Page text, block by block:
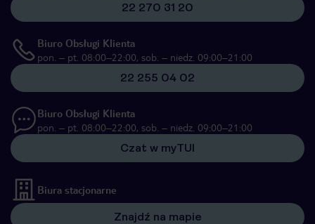
22 270 31 20
Biuro Obsługi Klienta
pon. – pt. 08:00–22:00, sob. – niedz. 09:00–21:00
22 255 04 02
Biuro Obsługi Klienta
pon. – pt. 08:00–22:00, sob. – niedz. 09:00–21:00
Czat w myTUI
Biura stacjonarne
Znajdź na mapie